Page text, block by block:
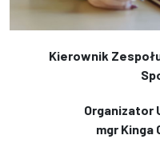
Kierownik
Organizator
mgr Kinga